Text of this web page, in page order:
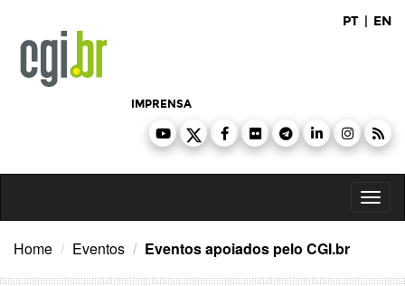
conteúdo
PT | EN
IMPRENSA
Home Eventos Eventos apoiados pelo CGI.br